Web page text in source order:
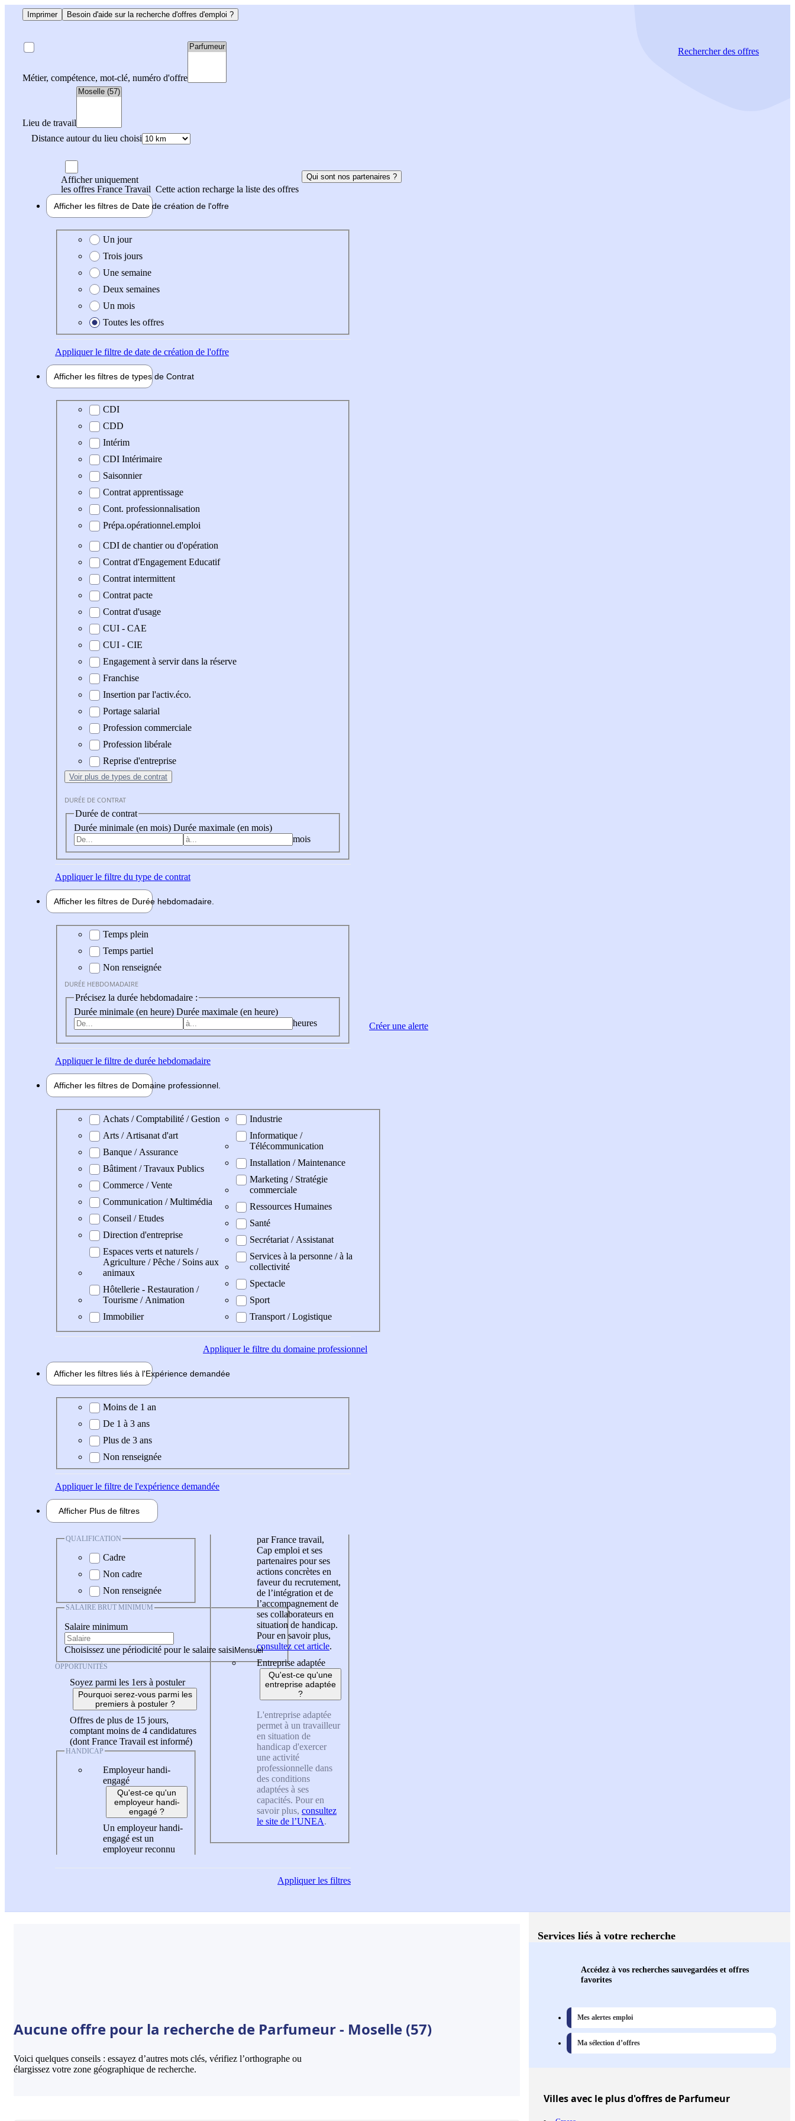
Imprimer Besoin d'aide sur la recherche d'offres d'emploi ?
Métier, compétence, mot-clé, numéro d'offre
Lieu de travail
Distance autour du lieu choisi
Rechercherdes offres
Afficher uniquement
les offres France Travail Cette action recharge la liste des offres
Qui sont nos partenaires ?
Afficher les filtres de Date de création de l'offre
Date de création de l'offre
Un jour
Trois jours
Une semaine
Deux semaines
Un mois
Toutes les offres
Appliquerle filtre de date de création de l'offre
Afficher les filtres de types de Contrat
Type de contrat
CDI
CDD
Intérim
CDI Intérimaire
Saisonnier
Contrat apprentissage
Cont. professionnalisation
Prépa.opérationnel.emploi
CDI de chantier ou d'opération
Contrat d'Engagement Educatif
Contrat intermittent
Contrat pacte
Contrat d'usage
CUI - CAE
CUI - CIE
Engagement à servir dans la réserve
Franchise
Insertion par l'activ.éco.
Portage salarial
Profession commerciale
Profession libérale
Reprise d'entreprise
Voir plus de types de contrat
DURÉE DE CONTRAT
Durée de contrat
Durée minimale (en mois) Durée maximale (en mois)
mois
Appliquerle filtre du type de contrat
Afficher les filtres de Durée hebdomadaire
Durée hebdomadaire
Temps plein
Temps partiel
Non renseignée
DURÉE HEBDOMADAIRE
Précisez la durée hebdomadaire :
Durée minimale (en heure) Durée maximale (en heure)
heures
Appliquerle filtre de durée hebdomadaire
Afficher les filtres de Domaine professionnel
Domaine professionel
Achats / Comptabilité / Gestion
Arts / Artisanat d'art
Banque / Assurance
Bâtiment / Travaux Publics
Commerce / Vente
Communication / Multimédia
Conseil / Etudes
Direction d'entreprise
Espaces verts et naturels /
Agriculture / Pêche / Soins aux
animaux
Hôtellerie - Restauration /
Tourisme / Animation
Immobilier
Industrie
Informatique /
Télécommunication
Installation / Maintenance
Marketing / Stratégie
commerciale
Ressources Humaines
Santé
Secrétariat / Assistanat
Services à la personne / à la
collectivité
Spectacle
Sport
Transport / Logistique
Appliquerle filtre du domaine professionnel
Afficher les filtres liés à l'Expérience demandée
Expérience demandée
Moins de 1 an
De 1 à 3 ans
Plus de 3 ans
Non renseignée
Appliquerle filtre de l'expérience demandée
Afficher Plus de filtres
QUALIFICATION
Cadre
Non cadre
Non renseignée
SALAIRE BRUT MINIMUM
Salaire minimum
Choisissez une périodicité pour le salaire saisi
OPPORTUNITÉS
Soyez parmi les 1ers à postuler
Pourquoi serez-vous parmi les
premiers à postuler ?
Offres de plus de 15 jours,
comptant moins de 4 candidatures
(dont France Travail est informé)
HANDICAP
Employeur handi-
engagé
Qu'est-ce qu'un
employeur handi-
engagé ?
Un employeur handi-
engagé est un
employeur reconnu
par France travail,
Cap emploi et ses
partenaires pour ses
actions concrètes en
faveur du recrutement,
de l’intégration et de
l’accompagnement de
ses collaborateurs en
situation de handicap.
Pour en savoir plus,
consultez cet article.
Entreprise adaptée
Qu'est-ce qu'une
entreprise adaptée
?
L'entreprise adaptée
permet à un travailleur
en situation de
handicap d'exercer
une activité
professionnelle dans
des conditions
adaptées à ses
capacités. Pour en
savoir plus, consultez
le site de l’UNEA.
Appliquerles filtres
Créer une alerte
Aucune offre pour la recherche de Parfumeur - Moselle (57)
Voici quelques conseils : essayez d’autres mots clés, vérifiez l’orthographe ou
élargissez votre zone géographique de recherche.
Services liés à votre recherche
Accédez à vos recherches sauvegardées et offres
favorites
Mes alertes emploi
Ma sélection d’offres
Villesavec le plus d'offres de Parfumeur